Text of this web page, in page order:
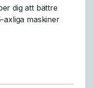
dig att bättre
axliga maskiner